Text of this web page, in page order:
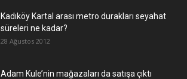
Kadıköy Kartal arası metro durakları seyahat
süreleri ne kadar?
28 Ağustos 2012
Adam Kule’nin mağazaları da satışa çıktı